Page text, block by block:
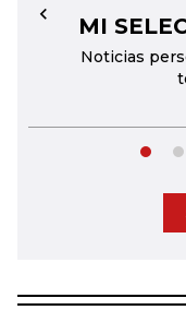
MI
Noticias
←